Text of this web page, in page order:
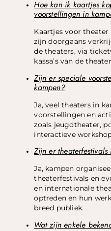
Hoe kan ik kaartjes
voorstellingen in
Kaartjes voor
zijn doorgaans
de theaters, via
kassa’s van de
Zijn er speciale
kampen?
Ja, veel theaters in
voorstellingen en
zoals jeugdtheater,
interactieve
Zijn er
Ja, kampen
theaterfestivals en
en internationale
optreden en hun
breed publiek.
Wat zijn enkele